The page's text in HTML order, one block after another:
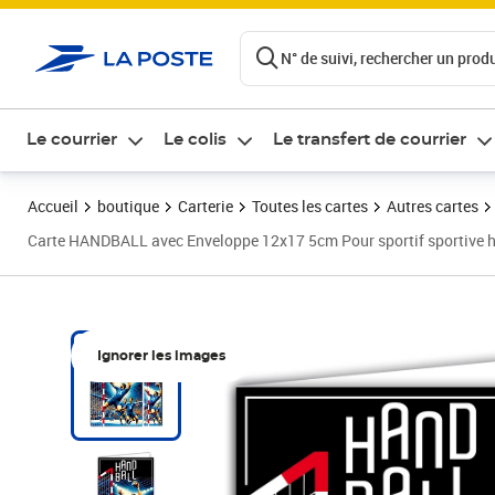
N° de suivi, rechercher un
Le courrier Le colis Le transfert de courrier
Accueil boutique Carterie Toutes les cartes
Autres cartes
Carte HANDBALL avec Enveloppe 12x17 5cm Pour sportif
Ignorer les images